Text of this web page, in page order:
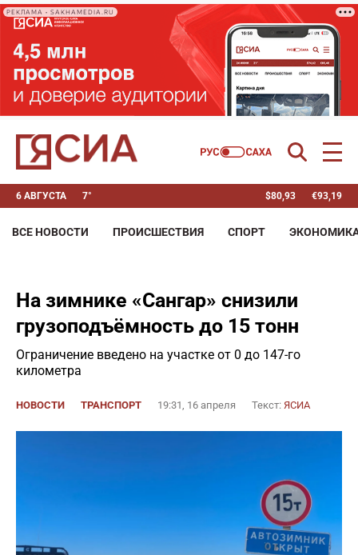
РЕКЛАМА • SAKHAMEDIA.RU
6 АВГУСТА 7° $80,93 €93,19
ВСЕ НОВОСТИ ПРОИСШЕСТВИЯ СПОРТ
На зимнике «Сангар» снизили
грузоподъёмность до 15 тонн
Ограничение введено на участке от 0 до 147-го
километра
НОВОСТИ ТРАНСПОРТ 19:31, 16 апреля Текст: ЯСИА